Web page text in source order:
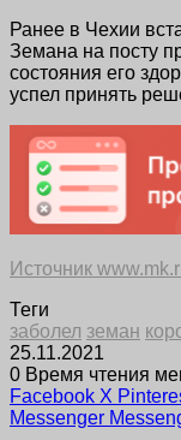
Ранее в Чехии
Земана на посту
состояния его
успел принять
Источник
Теги
заболел земан
25.11.2021
0 Время чтения
Facebook X
Messenger